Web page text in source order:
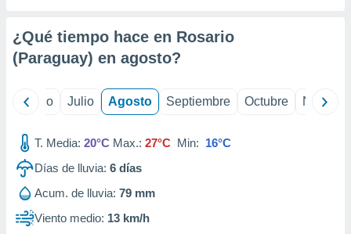
e
de
¿Qué tiempo hace en Rosario
(Paraguay) en agosto?
Junio Julio Agosto Septiembre Octubre
T. Media: 20°C Max.: 27°C Min: 16°C
Días de lluvia: 6 días
Acum. de lluvia: 79 mm
Viento medio: 13 km/h